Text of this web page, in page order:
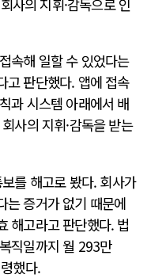
사의 지휘·감독으로 인
속해 일할 수 있었다는
고 판단했다. 앱에 접속
과 시스템 아래에서 배
사의 지휘·감독을 받는
를 해고로 봤다. 회사가
는 증거가 없기 때문에
해고라고 판단했다. 법
직일까지 월 293만
했다.